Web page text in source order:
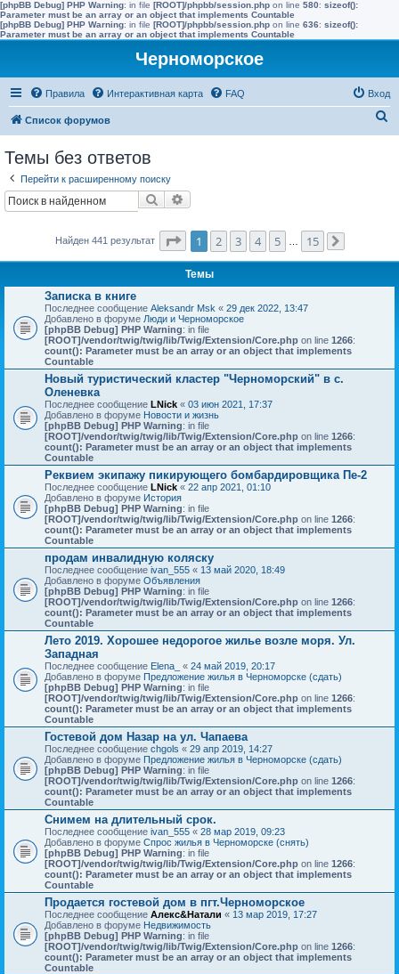
[phpBB Debug] PHP Warning: in file [ROOT]/phpbb/session.php on line 580: sizeof():
Parameter must be an array or an object that implements Countable
[phpBB Debug] PHP Warning: in file [ROOT]/phpbb/session.php on line 636: sizeof():
Parameter must be an array or an object that implements Countable
Черноморское
Правила Интерактивная карта FAQ Вход
Список форумов
Темы без ответов
Перейти к расширенному поиску
Поиск
Найден 441 результат Страница1 из
1 2 3 4 5 15
Темы
Записка в книге
Последнее сообщение Aleksandr Msk « 29 дек 2022, 13:47
Добавлено в форуме Люди и Черноморское
[phpBB Debug] PHP Warning: in file
[ROOT]/vendor/twig/twig/lib/Twig/Extension/Core.php on line 1266:
count(): Parameter must be an array or an object that implements
Countable
Новый туристический кластер "Черноморский" в с.
Оленевка
Последнее сообщение LNick « 03 июн 2021, 17:37
Добавлено в форуме Новости и жизнь
[phpBB Debug] PHP Warning: in file
[ROOT]/vendor/twig/twig/lib/Twig/Extension/Core.php on line 1266:
count(): Parameter must be an array or an object that implements
Countable
Реквием экипажу пикирующего бомбардировщика Пе-2
Последнее сообщение LNick « 22 апр 2021, 01:10
Добавлено в форуме История
[phpBB Debug] PHP Warning: in file
[ROOT]/vendor/twig/twig/lib/Twig/Extension/Core.php on line 1266:
count(): Parameter must be an array or an object that implements
Countable
продам инвалидную коляску
Последнее сообщение ivan_555 « 13 май 2020, 18:49
Добавлено в форуме Объявления
[phpBB Debug] PHP Warning: in file
[ROOT]/vendor/twig/twig/lib/Twig/Extension/Core.php on line 1266:
count(): Parameter must be an array or an object that implements
Countable
Лето 2019. Хорошее недорогое жилье возле моря. Ул.
Западная
Последнее сообщение Elena_ « 24 май 2019, 20:17
Добавлено в форуме Предложение жилья в Черноморске (сдать)
[phpBB Debug] PHP Warning: in file
[ROOT]/vendor/twig/twig/lib/Twig/Extension/Core.php on line 1266:
count(): Parameter must be an array or an object that implements
Countable
Гостевой дом Назар на ул. Чапаева
Последнее сообщение chgols « 29 апр 2019, 14:27
Добавлено в форуме Предложение жилья в Черноморске (сдать)
[phpBB Debug] PHP Warning: in file
[ROOT]/vendor/twig/twig/lib/Twig/Extension/Core.php on line 1266:
count(): Parameter must be an array or an object that implements
Countable
Снимем на длительный срок.
Последнее сообщение ivan_555 « 28 мар 2019, 09:23
Добавлено в форуме Спрос жилья в Черноморске (снять)
[phpBB Debug] PHP Warning: in file
[ROOT]/vendor/twig/twig/lib/Twig/Extension/Core.php on line 1266:
count(): Parameter must be an array or an object that implements
Countable
Продается гостевой дом в пгт.Черноморское
Последнее сообщение Алекс&Натали « 13 мар 2019, 17:27
Добавлено в форуме Недвижимость
[phpBB Debug] PHP Warning: in file
[ROOT]/vendor/twig/twig/lib/Twig/Extension/Core.php on line 1266:
count(): Parameter must be an array or an object that implements
Countable